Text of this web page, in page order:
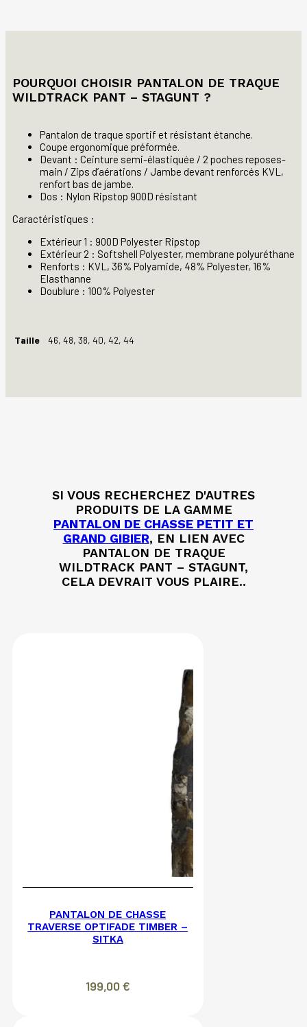
POURQUOI CHOISIR PANTALON DE TRAQUE
WILDTRACK PANT – STAGUNT ?
Pantalon de traque sportif et résistant étanche.
Coupe ergonomique préformée.
Devant : Ceinture semi-élastiquée / 2 poches reposes-
main / Zips d’aérations / Jambe devant renforcés KVL,
renfort bas de jambe.
Dos : Nylon Ripstop 900D résistant
Caractéristiques :
Extérieur 1 : 900D Polyester Ripstop
Extérieur 2 : Softshell Polyester, membrane polyuréthane
Renforts : KVL, 36% Polyamide, 48% Polyester, 16%
Elasthanne
Doublure : 100% Polyester
Taille 46, 48, 38, 40, 42, 44
SI VOUS RECHERCHEZ D'AUTRES
PRODUITS DE LA GAMME
PANTALON DE CHASSE PETIT ET
GRAND GIBIER, EN LIEN AVEC
PANTALON DE TRAQUE
WILDTRACK PANT – STAGUNT,
CELA DEVRAIT VOUS PLAIRE..
PANTALON DE CHASSE
TRAVERSE OPTIFADE TIMBER –
SITKA
199,00 €